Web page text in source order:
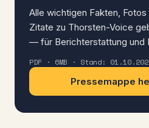
Alle wichtigen Fakten,
Zitate zu Thorsten-Voice
— für Berichterstattung und
PDF · 6MB · Stand:
Pressemappe